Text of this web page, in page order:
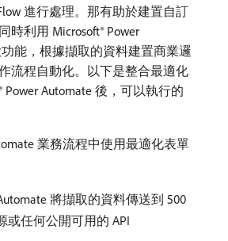
進行處理。那有助於建置自訂
時利用 Microsoft® Power
能，根據擷取的資料建置商業邏
流程自動化。以下是整合最適化
Power Automate 後，可以執行的
業務流程中使用最適化表單
將擷取的資料傳送到 500
或任何公開可用的 API